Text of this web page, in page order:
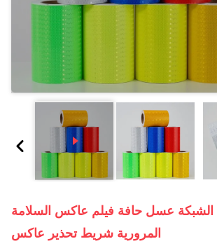
الشبكة عسل حافة فيلم عاكس السلامة
المرورية شريط تحذير عاكس